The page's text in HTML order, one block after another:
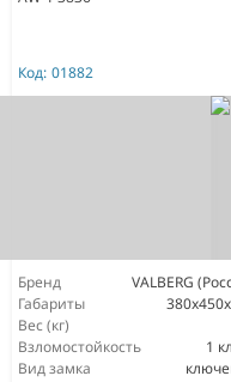
Код: 01882
Бренд
VALBERG
Габариты
Вес (кг)
Взломостойкость
1
Вид замка